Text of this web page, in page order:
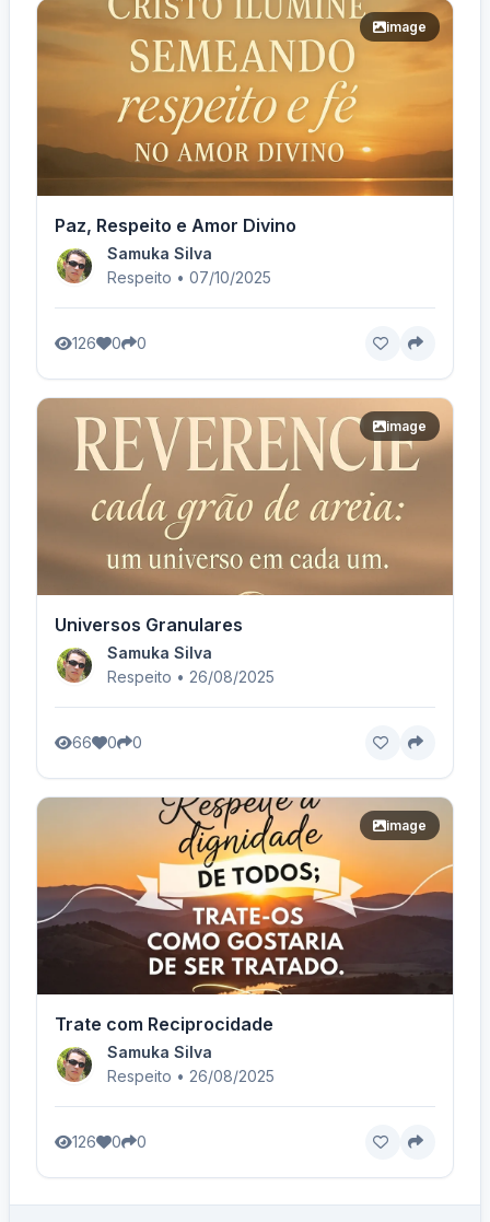
image
Paz, Respeito e Amor Divino
Samuka Silva
Respeito • 07/10/2025
126 0 0
image
Universos Granulares
Samuka Silva
Respeito • 26/08/2025
66 0 0
image
Trate com Reciprocidade
Samuka Silva
Respeito • 26/08/2025
126 0 0